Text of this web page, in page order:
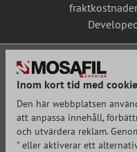
Inom kort tid med
Den här webbplatsen
att anpassa innehåll,
och utvärdera reklam.
" eller aktiverar ett